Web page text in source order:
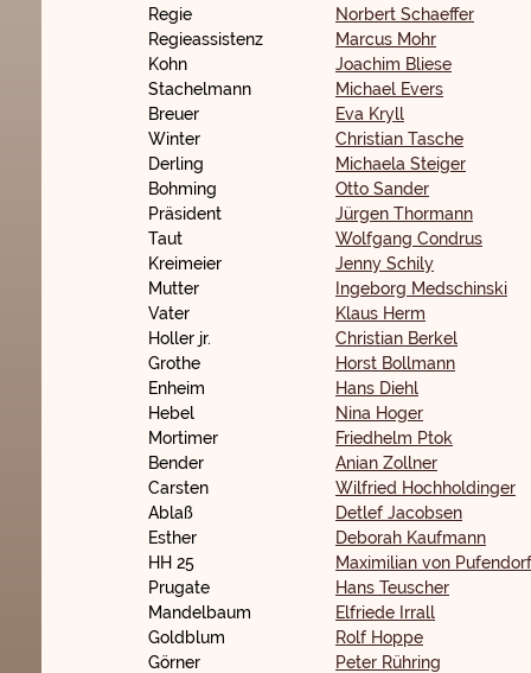
Regie
Norbert Schaeffer
Regieassistenz
Marcus Mohr
Kohn
Joachim Bliese
Stachelmann
Michael Evers
Breuer
Eva Kryll
Winter
Christian Tasche
Derling
Michaela Steiger
Bohming
Otto Sander
Präsident
Jürgen Thormann
Taut
Wolfgang Condrus
Kreimeier
Jenny Schily
Mutter
Ingeborg Medschinski
Vater
Klaus Herm
Holler jr.
Christian Berkel
Grothe
Horst Bollmann
Enheim
Hans Diehl
Hebel
Nina Hoger
Mortimer
Friedhelm Ptok
Bender
Anian Zollner
Carsten
Wilfried Hochholdinger
Ablaß
Detlef Jacobsen
Esther
Deborah Kaufmann
HH 25
Maximilian von Pufendorf
Prugate
Hans Teuscher
Mandelbaum
Elfriede Irrall
Goldblum
Rolf Hoppe
Görner
Peter Rühring